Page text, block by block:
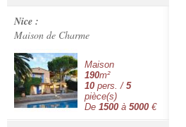
Nice :
Maison de Charme
Maison
190m²
10 pers. / 5
pièce(s)
De 1500 à 5000 €